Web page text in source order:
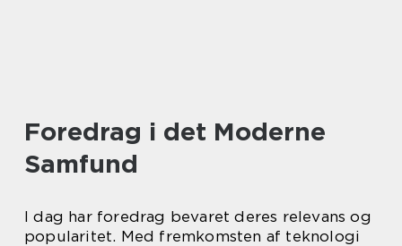
Foredrag i det Moderne
Samfund
I dag har foredrag bevaret deres relevans og
popularitet. Med fremkomsten af teknologi